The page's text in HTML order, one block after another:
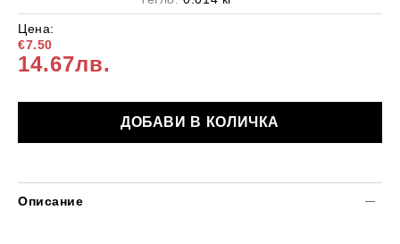
Цена:
€7.50
14.67лв.
Описание